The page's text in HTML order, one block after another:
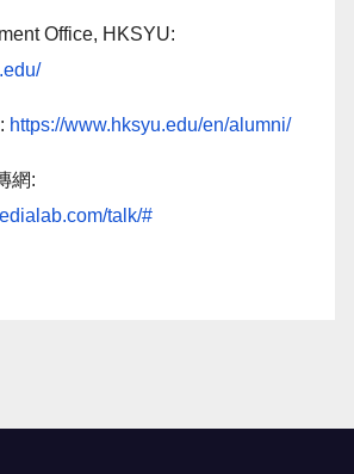
Office, HKSYU:
https://www.hksyu.edu/en/alumni/
網:
talk/#